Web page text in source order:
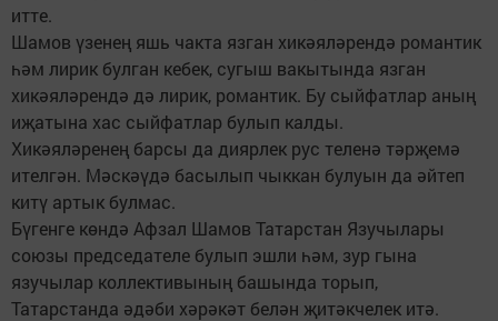
итте.
Шамов үзенең яшь чакта язган хикәяләрендә романтик
һәм лирик булган кебек, сугыш вакытында язган
хикәяләрендә дә лирик, романтик. Бу сыйфатлар аның
иҗатына хас сыйфатлар булып калды.
Хикәяләренең барсы да диярлек рус теленә тәрҗемә
ителгән. Мәскәүдә басылып чыккан булуын да әйтеп
китү артык булмас.
Бүгенге көндә Афзал Шамов Татарстан Язучылары
союзы председателе булып эшли һәм, зур гына
язучылар коллективының башында торып,
Татарстанда әдәби хәрәкәт белән җитәкчелек итә.